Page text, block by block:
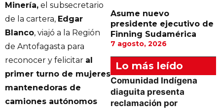
Minería, el subsecretario
de la cartera, Edgar
Blanco, viajó a la Región
de Antofagasta para
reconocer y felicitar al
primer turno de mujeres
mantenedoras de
camiones autónomos
Asume nuevo
presidente ejecutivo de
Finning Sudamérica
7 agosto, 2026
Lo más leído
Comunidad Indígena
diaguita presenta
reclamación por